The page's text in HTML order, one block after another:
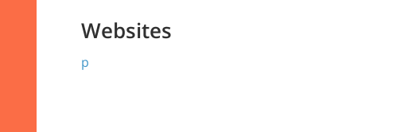
Websites
p